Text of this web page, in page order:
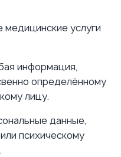
услуги
информация,
определённому
лицу.
данные,
психическому